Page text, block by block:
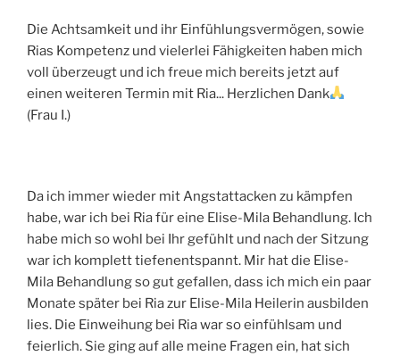
Die Achtsamkeit und ihr Einfühlungsvermögen, sowie
Rias Kompetenz und vielerlei Fähigkeiten haben mich
voll überzeugt und ich freue mich bereits jetzt auf
einen weiteren Termin mit Ria... Herzlichen Dank
(Frau I.)
Da ich immer wieder mit Angstattacken zu kämpfen
habe, war ich bei Ria für eine Elise-Mila Behandlung. Ich
habe mich so wohl bei Ihr gefühlt und nach der Sitzung
war ich komplett tiefenentspannt. Mir hat die Elise-
Mila Behandlung so gut gefallen, dass ich mich ein paar
Monate später bei Ria zur Elise-Mila Heilerin ausbilden
lies. Die Einweihung bei Ria war so einfühlsam und
feierlich. Sie ging auf alle meine Fragen ein, hat sich